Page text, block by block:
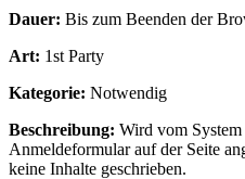
Dauer: Bis zum Beenden der
Art: 1st Party
Kategorie: Notwendig
Beschreibung: Wird vom System
Anmeldeformular auf der Seite
keine Inhalte geschrieben.